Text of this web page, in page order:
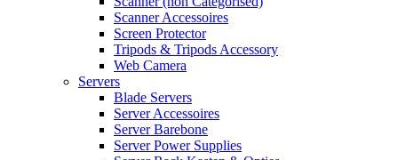
Scanner Accessoires
Screen Protector
Tripods & Tripods Accessory
Web Camera
Servers
Blade Servers
Server Accessoires
Server Barebone
Server Power Supplies